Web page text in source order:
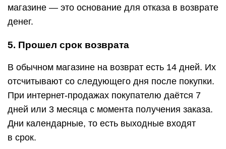
магазине — это основание для отказа в возврате
денег.
5. Прошел срок возврата
В обычном магазине на возврат есть 14 дней. Их
отсчитывают со следующего дня после покупки.
При интернет-продажах покупателю даётся 7
дней или 3 месяца с момента получения заказа.
Дни календарные, то есть выходные входят
в срок.